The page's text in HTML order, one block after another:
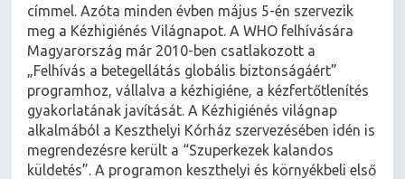
címmel. Azóta minden évben május 5-én szervezik
meg a Kézhigiénés Világnapot. A WHO felhívására
Magyarország már 2010-ben csatlakozott a
„Felhívás a betegellátás globális biztonságáért”
programhoz, vállalva a kézhigiéne, a kézfertőtlenítés
gyakorlatának javítását. A Kézhigiénés világnap
alkalmából a Keszthelyi Kórház szervezésében idén is
megrendezésre került a “Szuperkezek kalandos
küldetés”. A programon keszthelyi és környékbeli első